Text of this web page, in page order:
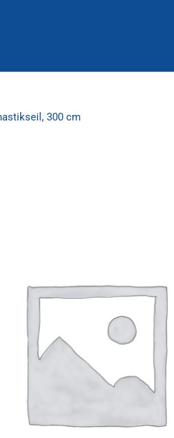
300 cm